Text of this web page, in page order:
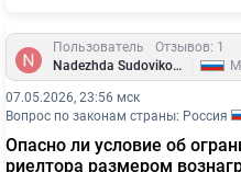
Пользователь
Отзывов: 1
Nadezhda Sudovikova
07.05.2026, 23:56 мск
Вопрос по законам страны: Россия
Опасно ли условие об
риелтора размером